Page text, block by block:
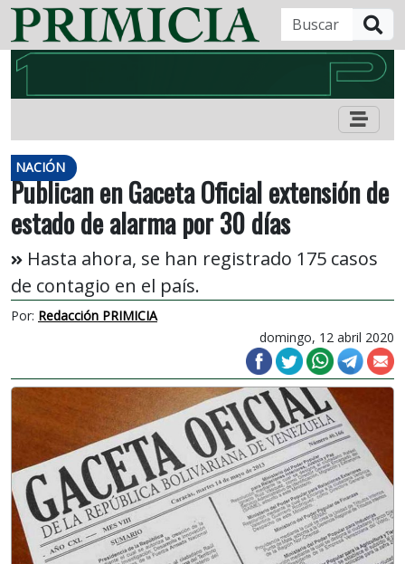
NACIÓN
Publican en Gaceta Oficial extensión de
estado de alarma por 30 días
Hasta ahora, se han registrado 175 casos
de contagio en el país.
Por: Redacción PRIMICIA
domingo, 12 abril 2020